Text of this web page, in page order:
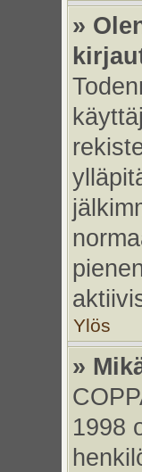
»
Ylös
»
1998